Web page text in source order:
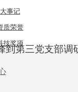
大事记
质荣誉
技奖项
到第三党支部调